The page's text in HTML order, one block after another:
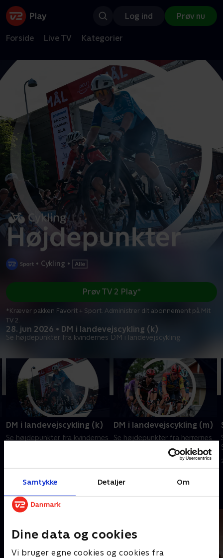
Samtykke Detaljer Om
Dine data og cookies
Vi bruger egne cookies og cookies fra
Log ind Prøv nu
Forside Live TV Kategorier
• Cykling •
28. jun 2026 • DM i landevejscykling (k)
Se højdepunkter fra kvindernes DM i landevejscykling.
Prøv TV 2 Play*
*Kræver pakken Favorit + Sport. Administrer dit abonnement på Mit
TV 2.
DM i landevejscykling (k)
Se højdepunkter fra kvindernes
DM i landevejscykling (m)
Se højdepunkter fra herrernes
DM i landevejscykling.
Andre så også